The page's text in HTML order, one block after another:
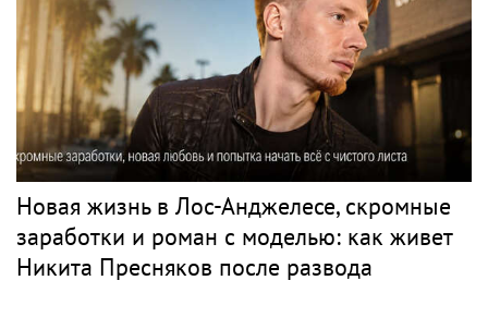
Новая жизнь в Лос-Анджелесе, скромные
заработки и роман с моделью: как живет
Никита Пресняков после развода